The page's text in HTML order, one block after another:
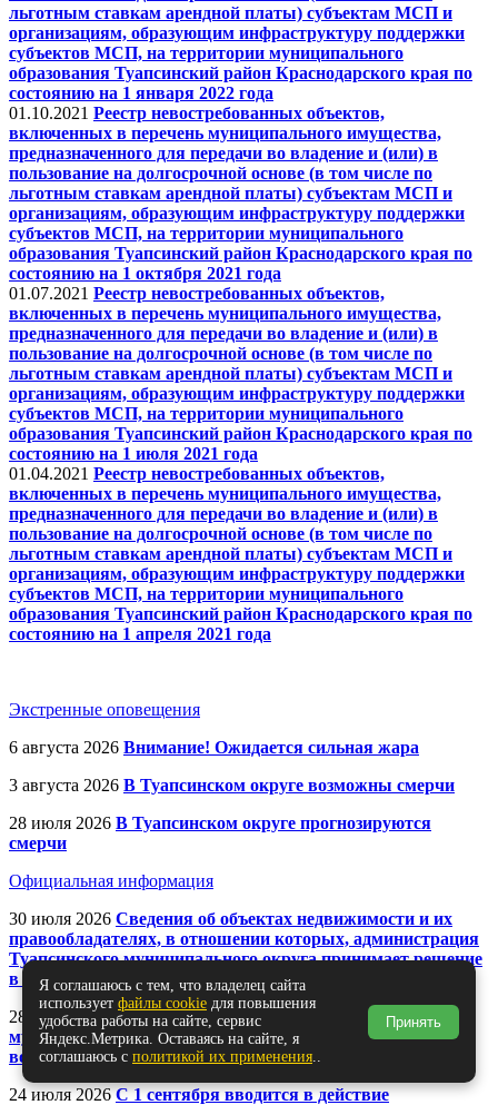
льготным ставкам арендной платы) субъектам МСП и
организациям, образующим инфраструктуру поддержки
субъектов МСП, на территории муниципального
образования Туапсинский район Краснодарского края по
состоянию на 1 января 2022 года
01.10.2021 Реестр невостребованных объектов,
включенных в перечень муниципального имущества,
предназначенного для передачи во владение и (или) в
пользование на долгосрочной основе (в том числе по
льготным ставкам арендной платы) субъектам МСП и
организациям, образующим инфраструктуру поддержки
субъектов МСП, на территории муниципального
образования Туапсинский район Краснодарского края по
состоянию на 1 октября 2021 года
01.07.2021 Реестр невостребованных объектов,
включенных в перечень муниципального имущества,
предназначенного для передачи во владение и (или) в
пользование на долгосрочной основе (в том числе по
льготным ставкам арендной платы) субъектам МСП и
организациям, образующим инфраструктуру поддержки
субъектов МСП, на территории муниципального
образования Туапсинский район Краснодарского края по
состоянию на 1 июля 2021 года
01.04.2021 Реестр невостребованных объектов,
включенных в перечень муниципального имущества,
предназначенного для передачи во владение и (или) в
пользование на долгосрочной основе (в том числе по
льготным ставкам арендной платы) субъектам МСП и
организациям, образующим инфраструктуру поддержки
субъектов МСП, на территории муниципального
образования Туапсинский район Краснодарского края по
состоянию на 1 апреля 2021 года
Экстренные оповещения
6 августа 2026 Внимание! Ожидается сильная жара
3 августа 2026 В Туапсинском округе возможны смерчи
28 июля 2026 В Туапсинском округе прогнозируются
смерчи
Официальная информация
30 июля 2026 Сведения об объектах недвижимости и их
правообладателях, в отношении которых, администрация
Туапсинского муниципального округа принимает решение
в рамках 518-ФЗ от 30.12.2020г.
28 июля 2026 Администрация Туапсинского
муниципального округа Краснодарского края сообщает о
возможном установлении публичного сервитута
24 июля 2026 С 1 сентября вводится в действие
Я соглашаюсь с тем, что владелец сайта
использует файлы cookie для повышения
удобства работы на сайте, сервис
Яндекс.Метрика. Оставаясь на сайте, я
соглашаюсь с политикой их применения..
Принять